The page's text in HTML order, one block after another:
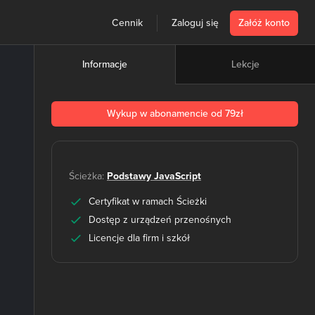
Cennik Zaloguj się Załóż konto
Informacje Lekcje
Wykup w abonamencie od 79zł
Ścieżka: Podstawy JavaScript
Certyfikat w ramach Ścieżki
Dostęp z urządzeń przenośnych
Licencje dla firm i szkół